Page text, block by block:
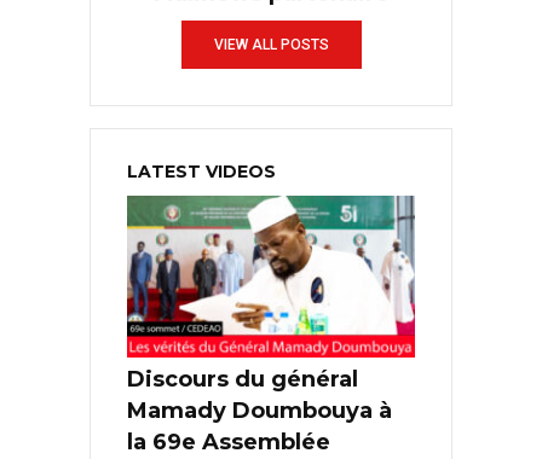
VIEW ALL POSTS
LATEST VIDEOS
Discours du général
Mamady Doumbouya à
la 69e Assemblée